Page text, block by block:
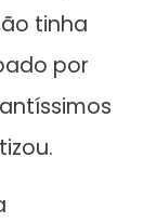
tinha
por